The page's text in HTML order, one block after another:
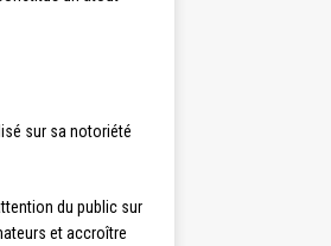
sur sa notoriété
du public sur
et accroître